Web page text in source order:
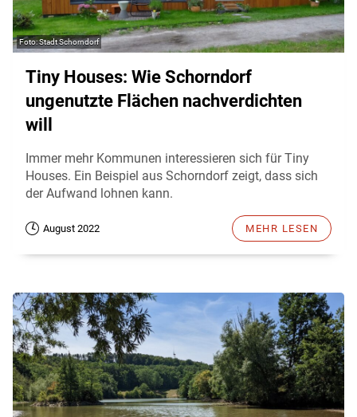
Stadt Schorndorf
Tiny Houses: Wie Schorndorf
ungenutzte Flächen nachverdichten
will
Immer mehr Kommunen interessieren sich für Tiny
Houses. Ein Beispiel aus Schorndorf zeigt, dass sich
der Aufwand lohnen kann.
August 2022 MEHR LESEN